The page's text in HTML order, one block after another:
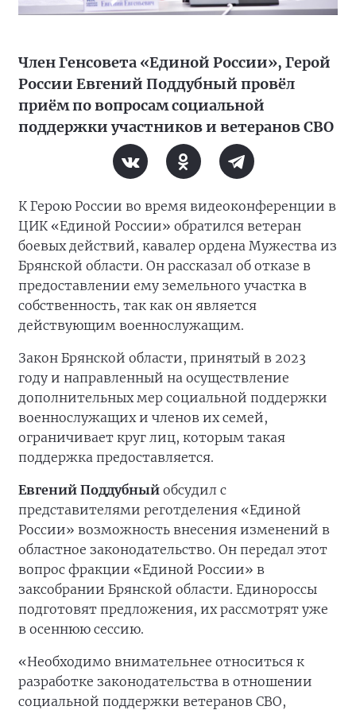
Член Генсовета «Единой России», Герой
России Евгений Поддубный провёл
приём по вопросам социальной
поддержки участников и ветеранов СВО
К Герою России во время видеоконференции в
ЦИК «Единой России» обратился ветеран
боевых действий, кавалер ордена Мужества из
Брянской области. Он рассказал об отказе в
предоставлении ему земельного участка в
собственность, так как он является
действующим военнослужащим.
Закон Брянской области, принятый в 2023
году и направленный на осуществление
дополнительных мер социальной поддержки
военнослужащих и членов их семей,
ограничивает круг лиц, которым такая
поддержка предоставляется.
Евгений Поддубный обсудил с
представителями реготделения «Единой
России» возможность внесения изменений в
областное законодательство. Он передал этот
вопрос фракции «Единой России» в
заксобрании Брянской области. Единороссы
подготовят предложения, их рассмотрят уже
в осеннюю сессию.
«Необходимо внимательнее относиться к
разработке законодательства в отношении
социальной поддержки ветеранов СВО,